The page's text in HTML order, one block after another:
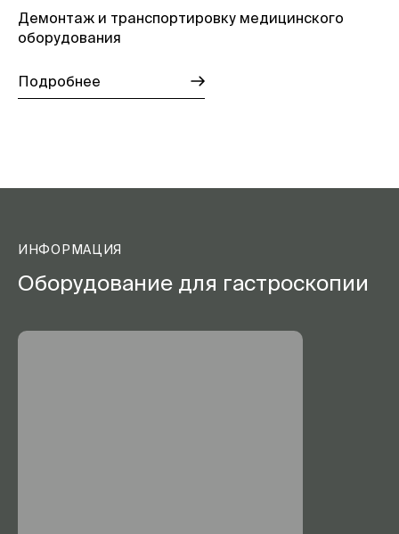
Демонтаж и транспортировку медицинского
оборудования
Подробнее
ИНФОРМАЦИЯ
Оборудование для гастроскопии